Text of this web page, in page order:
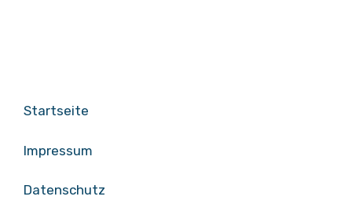
Startseite
Impressum
Datenschutz